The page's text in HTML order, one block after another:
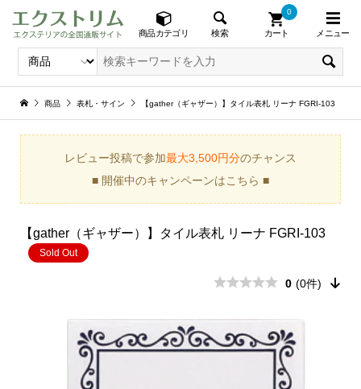
商品カテゴリ 検索 カート
0
メニュー
商品 表札・サイン 【gather（ギャザー）】タイル表札 リーナ FGRI-103
レビュー投稿で参加最大3,500円分のチャンス
■ 開催中のキャンペーンはこちら ■
【gather（ギャザー）】タイル表札 リーナ FGRI-103
Sold Out
0 (0件)